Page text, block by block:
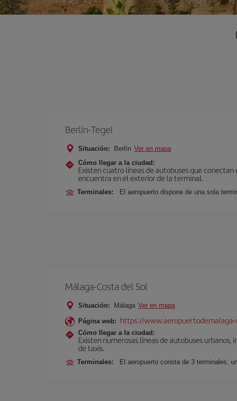
Berlín-Tegel
Situación: Berlín Ver en mapa
Cómo llegar a la ciudad:
Existen cuatro líneas de autobuses que
encuentra en el exterior de la terminal.
Terminales: El aeropuerto dispone de una sola
Málaga-Costa del Sol
Situación: Málaga Ver en mapa
Página web: https://
Cómo llegar a la ciudad:
Existen numerosas líneas de autobuses
de taxis.
Terminales: El aeropuerto consta de 3 terminales,